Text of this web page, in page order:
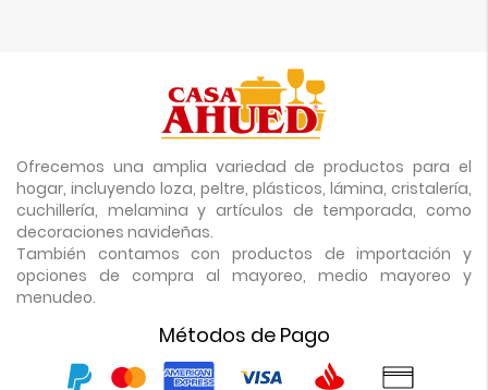
Ofrecemos una amplia variedad de productos para el
hogar, incluyendo loza, peltre, plásticos, lámina, cristalería,
cuchillería, melamina y artículos de temporada, como
decoraciones navideñas.
También contamos con productos de importación y
opciones de compra al mayoreo, medio mayoreo y
menudeo.
Métodos de Pago